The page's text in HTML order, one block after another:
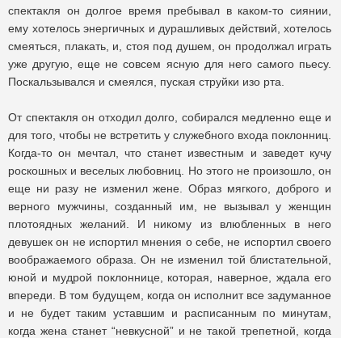
спектакля он долгое время пребывал в каком-то сиянии,
ему хотелось энергичных и дурашливых действий, хотелось
смеяться, плакать, и, стоя под душем, он продолжал играть
уже другую, еще не совсем ясную для него самого пьесу.
Поскальзывался и смеялся, пуская струйки изо рта.
От спектакля он отходил долго, собирался медленно еще и
для того, чтобы не встретить у служебного входа поклонниц.
Когда-то он мечтал, что станет известным и заведет кучу
роскошных и веселых любовниц. Но этого не произошло, он
еще ни разу не изменил жене. Образ мягкого, доброго и
верного мужчины, созданный им, не вызывал у женщин
плотоядных желаний. И никому из влюбленных в него
девушек он не испортил мнения о себе, не испортил своего
воображаемого образа. Он не изменил той блистательной,
юной и мудрой поклоннице, которая, наверное, ждала его
впереди. В том будущем, когда он исполнит все задуманное
и не будет таким уставшим и расписанным по минутам,
когда жена станет “невкусной” и не такой трепетной, когда